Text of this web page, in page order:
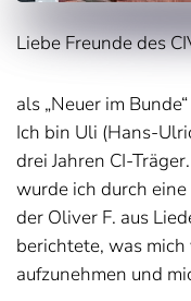
Liebe
als „Neuer im
Ich bin Uli (Hans-
drei Jahren CI-
wurde ich durch eine
der Oliver F. aus
berichtete, was
aufzunehmen und